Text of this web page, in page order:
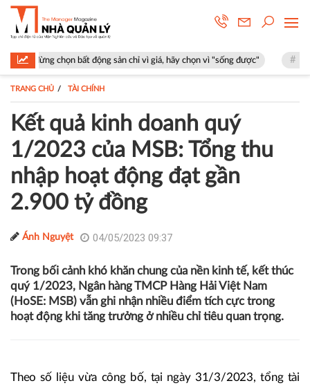
bất động sản chỉ vì giá, hãy chọn vì "sống được" Trường Đại học
TRANG CHỦ TÀI CHÍNH
Kết quả kinh doanh quý
1/2023 của MSB: Tổng thu
nhập hoạt động đạt gần
2.900 tỷ đồng
Ánh Nguyệt 04/05/2023 09:37
Trong bối cảnh khó khăn chung của nền kinh tế, kết thúc
quý 1/2023, Ngân hàng TMCP Hàng Hải Việt Nam
(HoSE: MSB) vẫn ghi nhận nhiều điểm tích cực trong
hoạt động khi tăng trưởng ở nhiều chỉ tiêu quan trọng.
Theo số liệu vừa công bố, tại ngày 31/3/2023, tổng tài